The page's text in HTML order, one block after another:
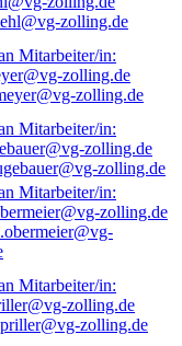
zolling.de
zolling.de
zolling.de
zolling.de